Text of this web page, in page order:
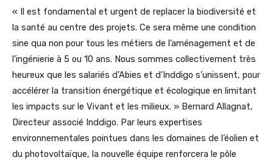
« Il est fondamental et urgent de replacer la biodiversité et
la santé au centre des projets. Ce sera même une condition
sine qua non pour tous les métiers de l’aménagement et de
l’ingénierie à 5 ou 10 ans. Nous sommes collectivement très
heureux que les salariés d’Abies et d’Inddigo s’unissent, pour
accélérer la transition énergétique et écologique en limitant
les impacts sur le Vivant et les milieux. » Bernard Allagnat,
Directeur associé Inddigo. Par leurs expertises
environnementales pointues dans les domaines de l’éolien et
du photovoltaïque, la nouvelle équipe renforcera le pôle